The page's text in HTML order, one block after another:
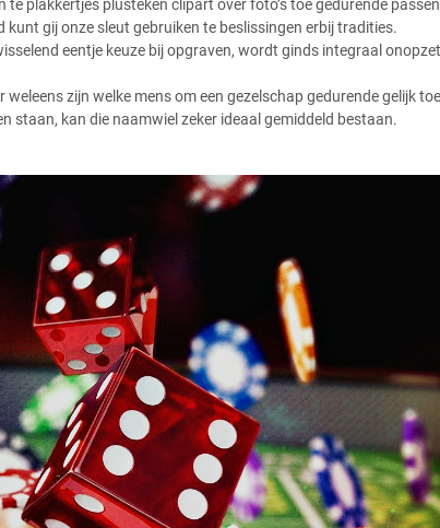
plakkertjes plusteken clipart over foto’s toe gedurende
kunt gij onze sleut gebruiken te beslissingen erbij tradities.
eentje keuze bij opgraven, wordt ginds integraal
zijn welke mens om een gezelschap gedurende gelijk
staan, kan die naamwiel zeker ideaal gemiddeld bestaan.